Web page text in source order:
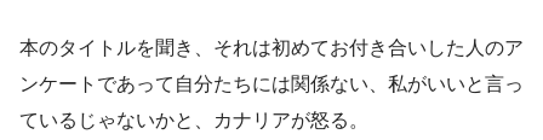
本のタイトルを聞き、それは初めてお付き合いした人のア
ンケートであって自分たちには関係ない、私がいいと言っ
ているじゃないかと、カナリアが怒る。